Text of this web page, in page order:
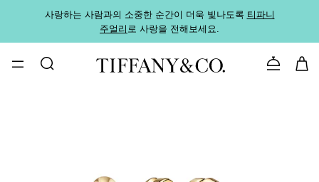
사랑하는 사람과의 소중한 순간이 더욱 빛나도록 티파니
주얼리로 사랑을 전해보세요.
문의하기